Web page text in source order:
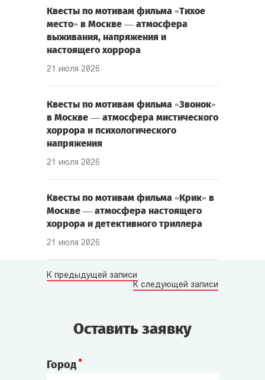
Квесты по мотивам фильма «Тихое
место» в Москве — атмосфера
выживания, напряжения и
настоящего хоррора
21 июля 2026
Квесты по мотивам фильма «Звонок»
в Москве — атмосфера мистического
хоррора и психологического
напряжения
21 июля 2026
Квесты по мотивам фильма «Крик» в
Москве — атмосфера настоящего
хоррора и детективного триллера
21 июля 2026
К предыдущей записи
К следующей записи
Оставить заявку
Город